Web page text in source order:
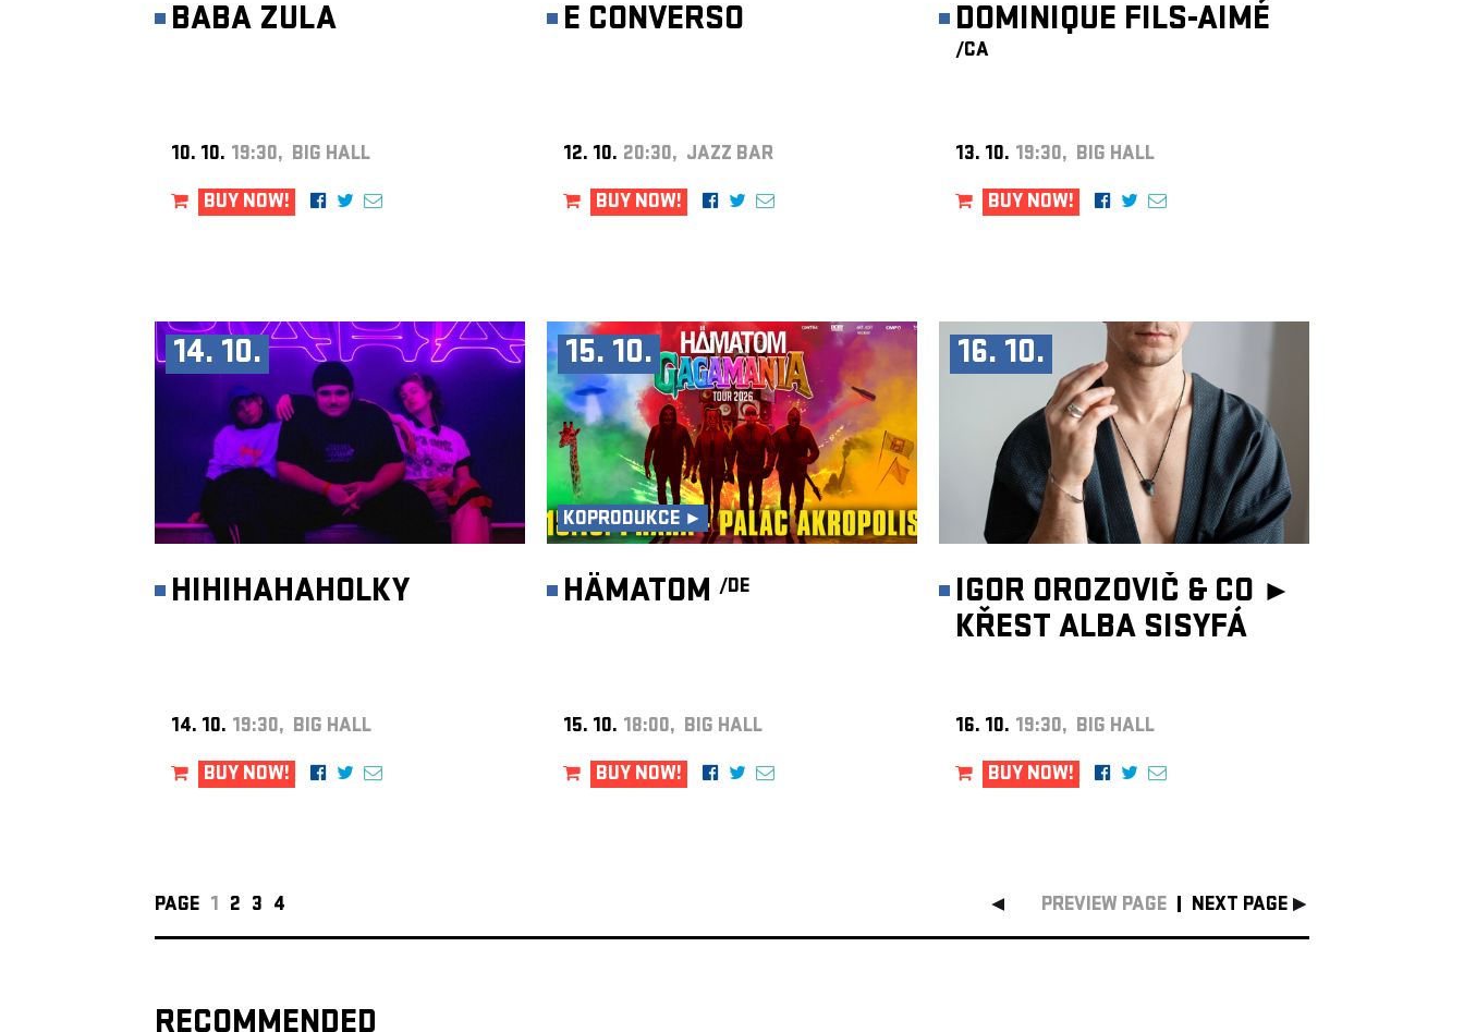
BABA ZULA
10. 10. 19:30, BIG HALL
BUY NOW!
E CONVERSO
12. 10. 20:30, JAZZ BAR
BUY NOW!
DOMINIQUE FILS-AIMÉ
/CA
13. 10. 19:30, BIG HALL
BUY NOW!
14. 10.
HIHIHAHAHOLKY
14. 10. 19:30, BIG HALL
BUY NOW!
15. 10.
KOPRODUKCE ►
HÄMATOM /DE
15. 10. 18:00, BIG HALL
BUY NOW!
16. 10.
IGOR OROZOVIČ & CO ►
KŘEST ALBA SISYFÁ
16. 10. 19:30, BIG HALL
BUY NOW!
PAGE 1 2 3 4 PREVIEW PAGE NEXT PAGE